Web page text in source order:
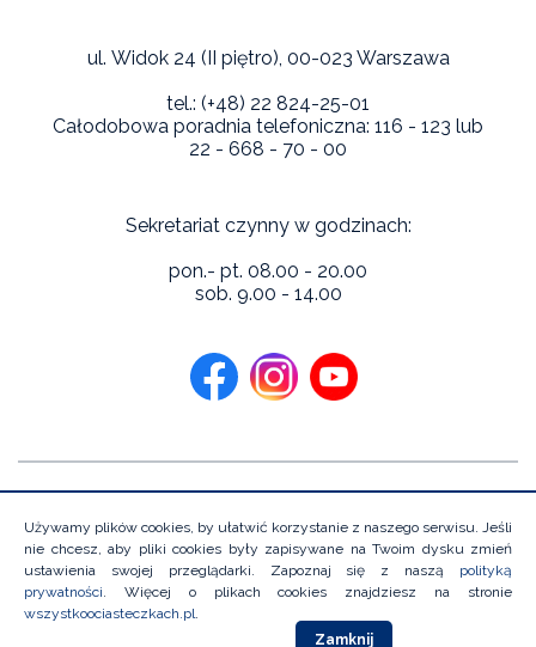
ul. Widok 24 (II piętro), 00-023 Warszawa
tel.: (+48) 22 824-25-01
Całodobowa poradnia telefoniczna: 116 - 123 lub
22 - 668 - 70 - 00
Sekretariat czynny w godzinach:
pon.- pt. 08.00 - 20.00
sob. 9.00 - 14.00
Wszystkie prawa zastrzeżone
Projekt i wykonanie:
Używamy plików cookies, by ułatwić korzystanie z naszego serwisu. Jeśli
nie chcesz, aby pliki cookies były zapisywane na Twoim dysku zmień
ustawienia swojej przeglądarki. Zapoznaj się z naszą polityką
prywatności. Więcej o plikach cookies znajdziesz na stronie
wszystkoociasteczkach.pl.
Zamknij